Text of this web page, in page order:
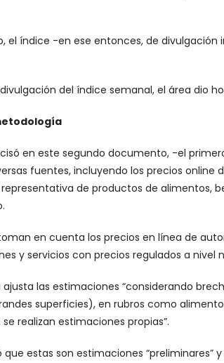
el índice -en ese entonces, de
del índice semanal, el área dio
en este segundo documento, -el
fuentes, incluyendo los precios
de productos de alimentos,
en cuenta los precios en línea de
y servicios con precios regulados a nivel
ajusta las estimaciones “considerando
superficies), en rubros como
realizan estimaciones propias”.
que estas son estimaciones “preliminares”